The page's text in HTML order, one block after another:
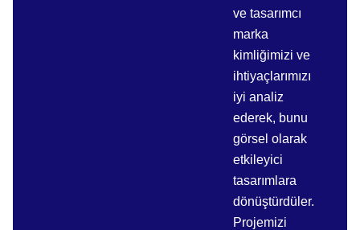
ve tasarımcı
marka
kimliğimizi ve
ihtiyaçlarımızı
iyi analiz
ederek, bunu
görsel olarak
etkileyici
tasarımlara
dönüştürdüler.
Projemizi